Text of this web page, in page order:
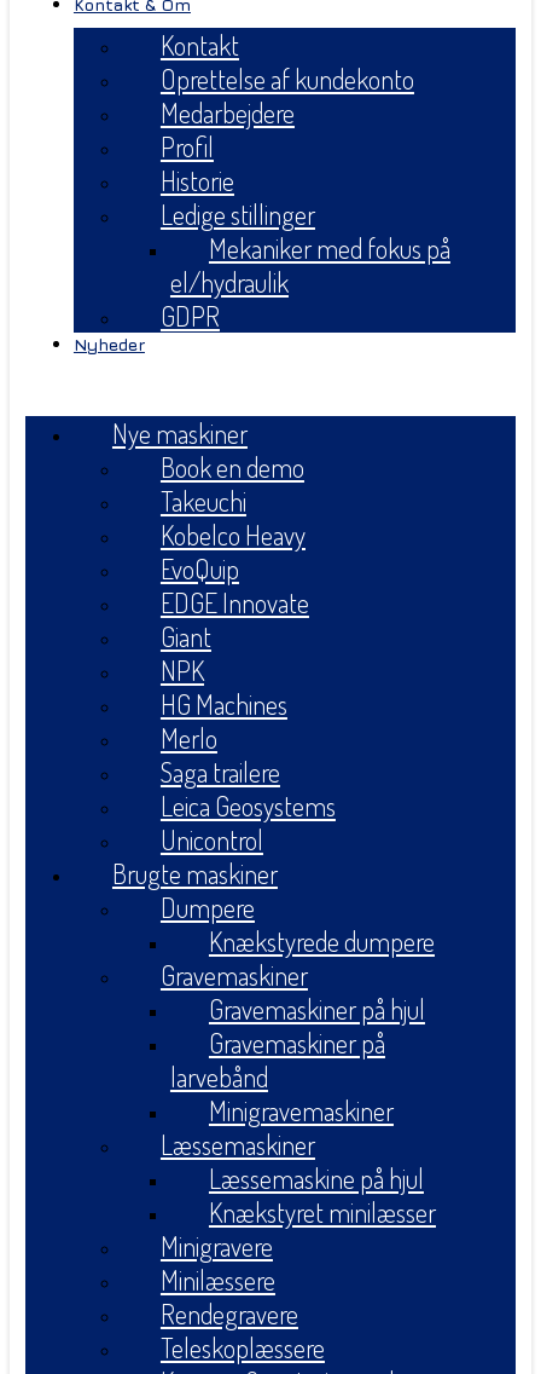
Kontakt & Om
Kontakt
Oprettelse af kundekonto
Medarbejdere
Profil
Historie
Ledige stillinger
Mekaniker med fokus på
el/hydraulik
GDPR
Nyheder
Nye maskiner
Book en demo
Takeuchi
Kobelco Heavy
EvoQuip
EDGE Innovate
Giant
NPK
HG Machines
Merlo
Saga trailere
Leica Geosystems
Unicontrol
Brugte maskiner
Dumpere
Knækstyrede dumpere
Gravemaskiner
Gravemaskiner på hjul
Gravemaskiner på
larvebånd
Minigravemaskiner
Læssemaskiner
Læssemaskine på hjul
Knækstyret minilæsser
Minigravere
Minilæssere
Rendegravere
Teleskoplæssere